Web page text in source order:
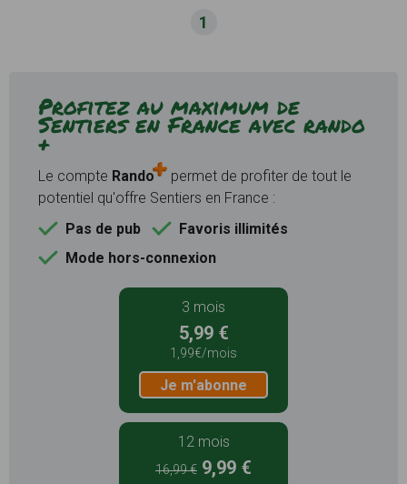
1
Profitez au maximum de
Sentiers en France avec rando
+
Le compte Rando
permet de profiter de tout le
potentiel qu'offre Sentiers en France :
Pas de pub
Favoris illimités
Mode hors-connexion
3 mois
5,99 €
1,99€/mois
Je m'abonne
12 mois
16,99 € 9,99 €